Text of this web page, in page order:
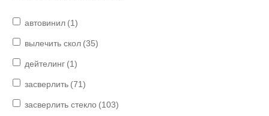
автовинил (1)
вылечить скол (35)
дейтелинг (1)
засверлить (71)
засверлить стекло (103)